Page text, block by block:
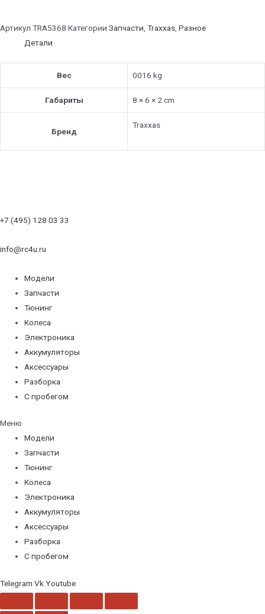
Артикул TRA5368 Категории Запчасти, Traxxas, Разное
Детали
Вес 0016 kg
Габариты 8 × 6 × 2 cm
Бренд
Traxxas
+7 (495) 128 03 33
info@rc4u.ru
Модели
Запчасти
Тюнинг
Колеса
Электроника
Аккумуляторы
Аксессуары
Разборка
С пробегом
Меню
Модели
Запчасти
Тюнинг
Колеса
Электроника
Аккумуляторы
Аксессуары
Разборка
С пробегом
Telegram Vk Youtube